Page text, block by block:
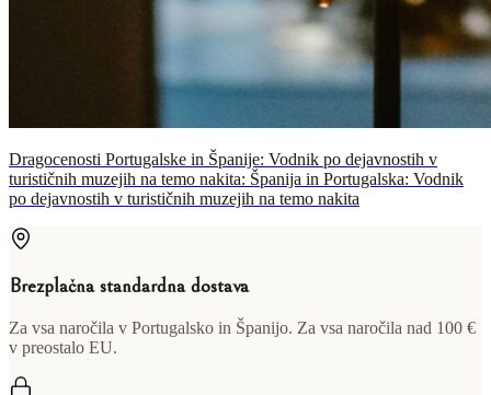
Dragocenosti Portugalske in Španije: Vodnik po dejavnostih v
turističnih muzejih na temo nakita: Španija in Portugalska: Vodnik
po dejavnostih v turističnih muzejih na temo nakita
Brezplačna standardna dostava
Za vsa naročila v Portugalsko in Španijo. Za vsa naročila nad 100 €
v preostalo EU.